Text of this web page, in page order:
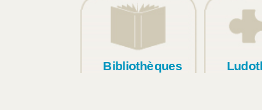
Bibliothèques